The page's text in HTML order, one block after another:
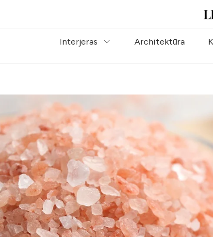
Interjeras Architektūra